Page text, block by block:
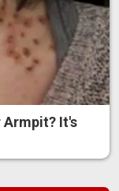
Armpit? It's